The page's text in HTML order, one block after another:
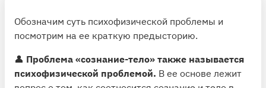
Обозначим суть психофизической проблемы и
посмотрим на ее краткую предысторию.
👤 Проблема «сознание-тело» также называется
психофизической проблемой. В ее основе лежит